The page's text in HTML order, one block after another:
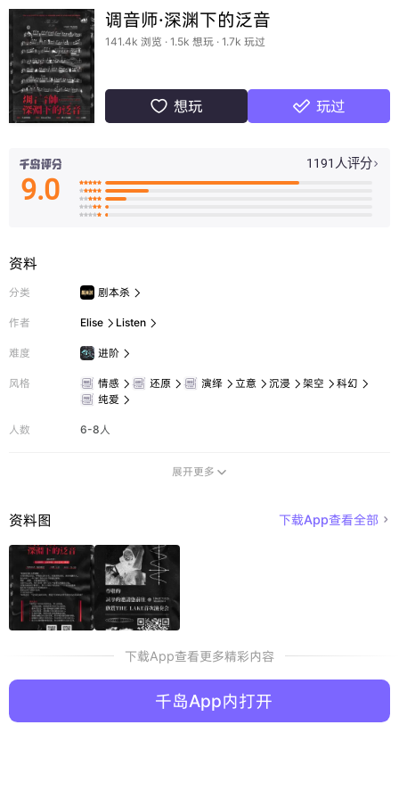
调音师·深渊下的泛音
141.4k 浏览 · 1.5k 想玩 · 1.7k 玩过
 想玩  玩过
1191人评分 
9.0 




资料
分类 剧本杀 
作者 Elise  Listen 
难度 进阶 
风格 情感  还原  演绎  立意  沉浸  架空  科幻 
纯爱 
人数 6-8人
展开更多 
资料图 下载App查看全部 
下载App查看更多精彩内容
千岛App内打开